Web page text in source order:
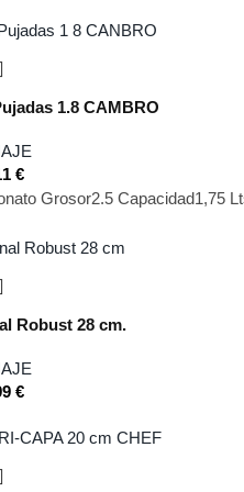
1.8 CAMBRO
€
Grosor2.5 Capacidad1,75
Robust 28 cm.
€